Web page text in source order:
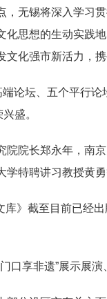
无锡将深入学习
思想的生动实践
化强市新活力，
坛、五个平行论
盛。
长郑永年，南
特聘讲习教授黄勇
》截至目前已经
享非遗”展示展演